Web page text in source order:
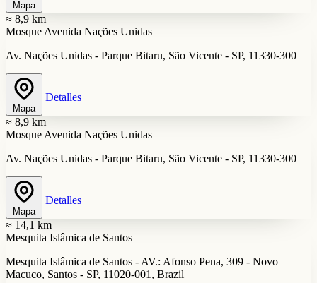
Mapa
≈ 8,9 km
Mosque Avenida Nações Unidas
Av. Nações Unidas - Parque Bitaru, São Vicente - SP, 11330-300
Mapa
Detalles
≈ 8,9 km
Mosque Avenida Nações Unidas
Av. Nações Unidas - Parque Bitaru, São Vicente - SP, 11330-300
Mapa
Detalles
≈ 14,1 km
Mesquita Islâmica de Santos
Mesquita Islâmica de Santos - AV.: Afonso Pena, 309 - Novo
Macuco, Santos - SP, 11020-001, Brazil